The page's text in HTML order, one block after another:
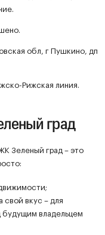
обл, г Пушкино, дп
Рижская линия.
град
Зеленый град – это
свой вкус – для
будущим владельцем